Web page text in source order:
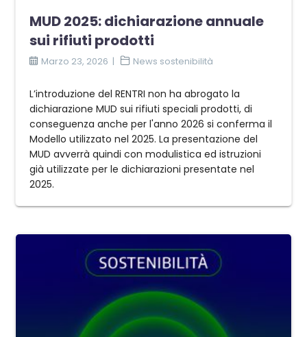
MUD 2025: dichiarazione annuale
sui rifiuti prodotti
Marzo 23, 2026 News sostenibilità
L’introduzione del RENTRI non ha abrogato la
dichiarazione MUD sui rifiuti speciali prodotti, di
conseguenza anche per l'anno 2026 si conferma il
Modello utilizzato nel 2025. La presentazione del
MUD avverrà quindi con modulistica ed istruzioni
già utilizzate per le dichiarazioni presentate nel
2025.